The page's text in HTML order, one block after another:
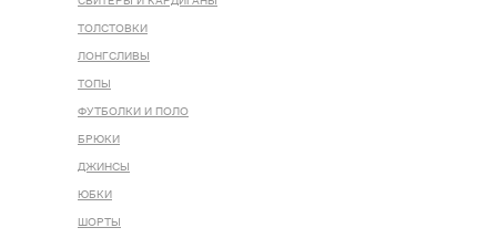
ТОЛСТОВКИ
ЛОНГСЛИВЫ
ТОПЫ
ФУТБОЛКИ И ПОЛО
БРЮКИ
ДЖИНСЫ
ЮБКИ
ШОРТЫ